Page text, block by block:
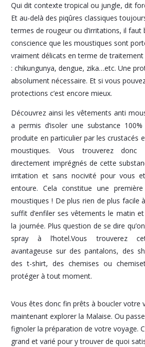
Qui dit contexte tropical ou jungle, dit
Et au-delà des piqûres classiques
termes de rougeur ou d’irritations, il faut
conscience que les moustiques sont
vraiment délicats en terme de
: chikungunya, dengue, zika…etc. Une
absolument nécessaire. Et si vous
protections c’est encore mieux.
Découvrez ainsi les vêtements anti
a permis d’isoler une substance
produite en particulier par les crustacés
moustiques. Vous trouverez donc
directement imprégnés de cette
irritation et sans nocivité pour vous
entoure. Cela constitue une
moustiques ! De plus rien de plus
suffit d’enfiler ses vêtements le matin
la journée. Plus question de se dire
spray à l’hotel.Vous trouverez
avantageuse sur des pantalons, des
des t-shirt, des chemises ou
protéger à tout moment.
Vous êtes donc fin prêts à boucler votre
maintenant explorer la Malaise. Ou
fignoler la préparation de votre voyage.
grand et varié pour y trouver de quoi